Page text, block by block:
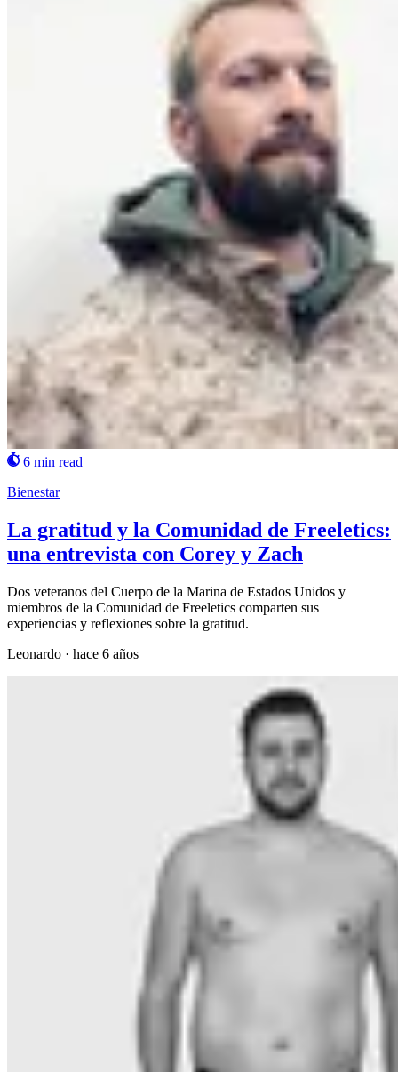
6 min read
Bienestar
La gratitud y la Comunidad de Freeletics:
una entrevista con Corey y Zach
Dos veteranos del Cuerpo de la Marina de Estados Unidos y
miembros de la Comunidad de Freeletics comparten sus
experiencias y reflexiones sobre la gratitud.
Leonardo · hace 6 años